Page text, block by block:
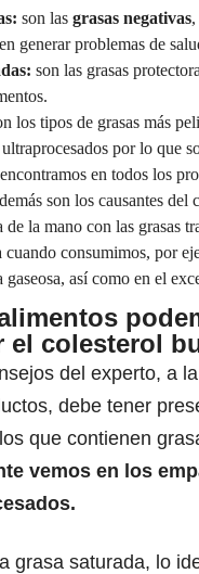
son las grasas negativas
generar problemas de
son las grasas
los tipos de grasas más
por lo que
en todos los
son los causantes del
de la mano con las grasas
cuando consumimos, por
gaseosa, así como en el
el colesterol
del experto, a
debe tener
que contienen
vemos en los
grasa saturada, lo